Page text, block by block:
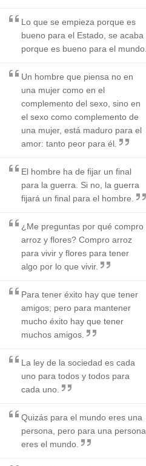
Lo que se empieza porque es
bueno para el Estado, se acaba
porque es bueno para el mundo.
Un hombre que piensa no en
una mujer como en el
complemento del sexo, sino en
el sexo como complemento de
una mujer, está maduro para el
amor: tanto peor para él.
El hombre ha de fijar un final
para la guerra. Si no, la guerra
fijará un final para el hombre.
¿Me preguntas por qué compro
arroz y flores? Compro arroz
para vivir y flores para tener
algo por lo que vivir.
Para tener éxito hay que tener
amigos; pero para mantener
mucho éxito hay que tener
muchos amigos.
La ley de la sociedad es cada
uno para todos y todos para
cada uno.
Quizás para el mundo eres una
persona, pero para una persona
eres el mundo.